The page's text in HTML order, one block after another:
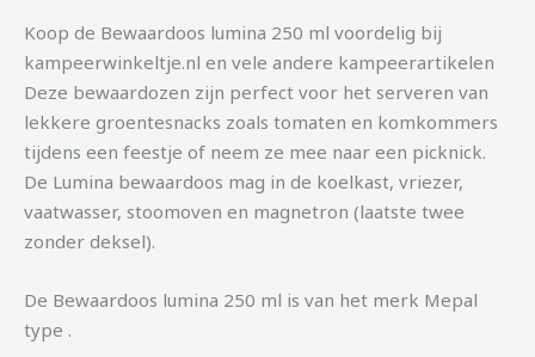
Koop de Bewaardoos lumina 250 ml voordelig bij
kampeerwinkeltje.nl en vele andere kampeerartikelen
Deze bewaardozen zijn perfect voor het serveren van
lekkere groentesnacks zoals tomaten en komkommers
tijdens een feestje of neem ze mee naar een picknick.
De Lumina bewaardoos mag in de koelkast, vriezer,
vaatwasser, stoomoven en magnetron (laatste twee
zonder deksel).
De Bewaardoos lumina 250 ml is van het merk Mepal
type .